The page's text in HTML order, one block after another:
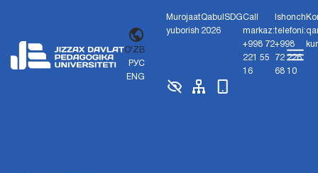
O'ZB
РУС
ENG
Murojaat
yuborish
Qabul
2026
SDGCall
markaz:
+998 72
221 55
16
Ishonch
telefoni:
+998
72 226
68 10